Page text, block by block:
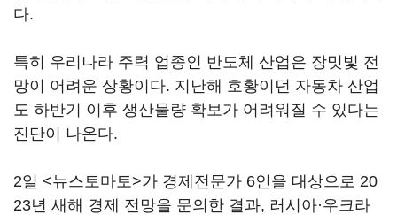
다.
특히 우리나라 주력 업종인 반도체 산업은 장밋빛 전
망이 어려운 상황이다. 지난해 호황이던 자동차 산업
도 하반기 이후 생산물량 확보가 어려워질 수 있다는
진단이 나온다.
2일 <뉴스토마토>가 경제전문가 6인을 대상으로 20
23년 새해 경제 전망을 문의한 결과, 러시아·우크라